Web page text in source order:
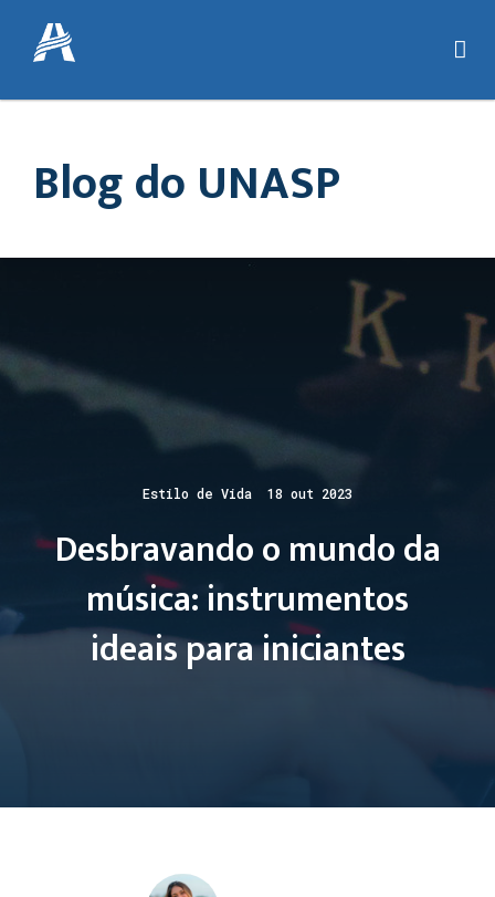
Blog do UNASP
Estilo de Vida 18 out 2023
Desbravando o mundo da
música: instrumentos
ideais para iniciantes